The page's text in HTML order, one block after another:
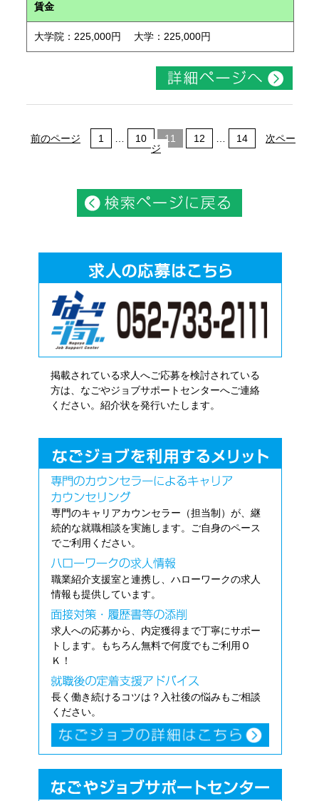
賃金
大学院：225,000円 大学：225,000円
前のページ 1 10 11 12 14
次ペー
ジ
掲載されている求人へご応募を検討されている
方は、なごやジョブサポートセンターへご連絡
ください。紹介状を発行いたします。
専門のキャリアカウンセラー（担当制）が、継
続的な就職相談を実施します。ご自身のペース
でご利用ください。
職業紹介支援室と連携し、ハローワークの求人
情報も提供しています。
求人への応募から、内定獲得まで丁寧にサポー
トします。もちろん無料で何度でもご利用Ｏ
Ｋ！
長く働き続けるコツは？入社後の悩みもご相談
ください。